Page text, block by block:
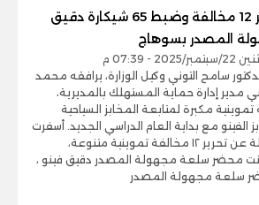
تحرير 12 مخالفة وضبط 65 شيكارة دقيق
المصدر بسوهاج
2025 - 07:39 م
سامح التوني وكيل الوزارة، يرافقه محمد
مدير إدارة حماية المستهلك بالمديرية،
مكبرة لمتابعة المخابز السياحية
الفينو مع بداية العام الدراسي الجديد. أسفرت
الحملة عن تحرير ١٢ مخالفة تموينية متنوعة،
محضر سلعة مجهولة المصدر دقيق فينو ،
سلعة مجهولة المصدر